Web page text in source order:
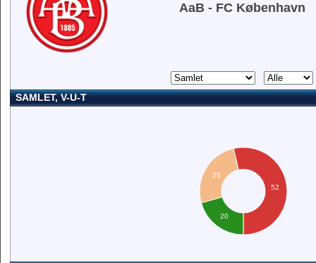
AaB - FC København
SAMLET, V-U-T
52
25
20